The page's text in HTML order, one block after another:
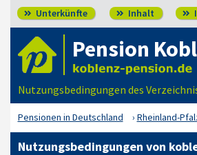
 Unterkünfte  Inhalt 
Pension
Nutzungsbedingungen des
Pensionen in Deutschland Rheinland-
Nutzungsbedingungen von